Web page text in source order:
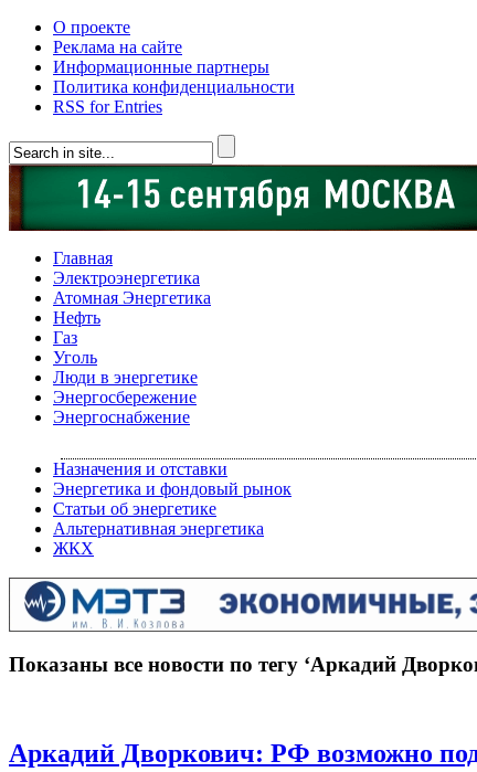
О проекте
Реклама на сайте
Информационные партнеры
Политика конфиденциальности
RSS for Entries
Главная
Электроэнергетика
Атомная Энергетика
Нефть
Газ
Уголь
Люди в энергетике
Энергосбережение
Энергоснабжение
Назначения и отставки
Энергетика и фондовый рынок
Статьи об энергетике
Альтернативная энергетика
ЖКХ
Показаны все новости по тегу ‘Аркадий
Аркадий Дворкович: РФ возможно